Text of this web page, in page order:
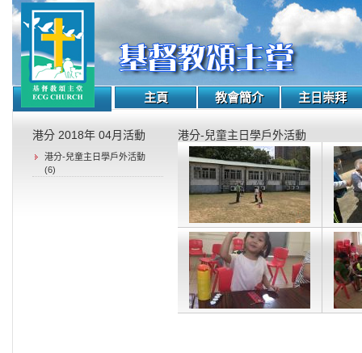
主頁 教會簡介 主日崇拜
港分 2018年 04月活動
港分-兒童主日學戶外活動
(6)
港分-兒童主日學戶外活動